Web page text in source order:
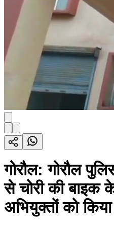
गोरौल: गोरौल
से चोरी की बाइक
अभियुक्तों को किया